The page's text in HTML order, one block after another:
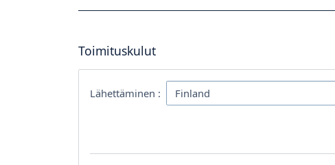
Toimituskulut
Lähettäminen :